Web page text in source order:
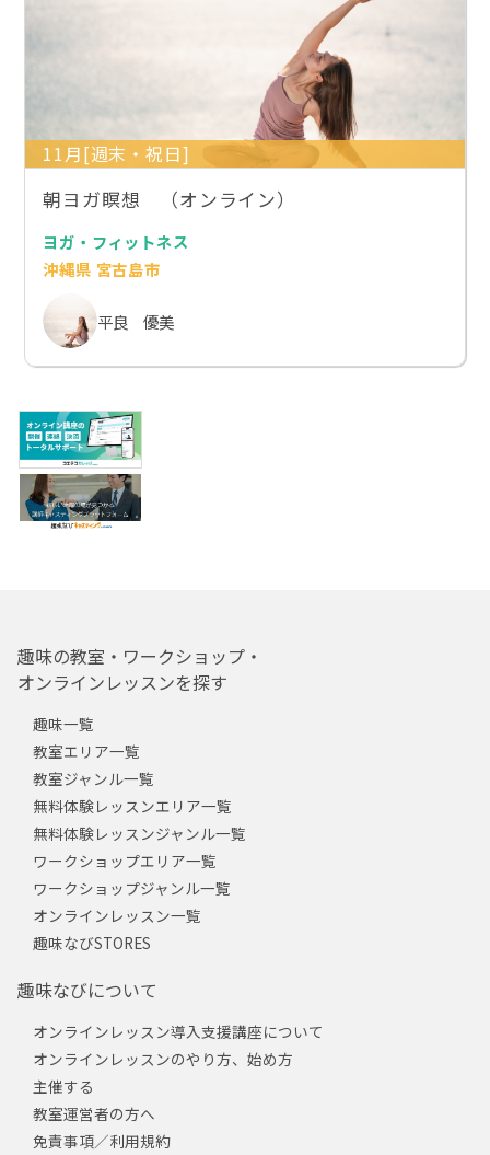
11月[週末・祝日]
朝ヨガ瞑想 （オンライン）
ヨガ・フィットネス
沖縄県 宮古島市
平良 優美
趣味の教室・ワークショップ・
オンラインレッスンを探す
趣味一覧
教室エリア一覧
教室ジャンル一覧
無料体験レッスンエリア一覧
無料体験レッスンジャンル一覧
ワークショップエリア一覧
ワークショップジャンル一覧
オンラインレッスン一覧
趣味なびSTORES
趣味なびについて
オンラインレッスン導入支援講座について
オンラインレッスンのやり方、始め方
主催する
教室運営者の方へ
免責事項／利用規約